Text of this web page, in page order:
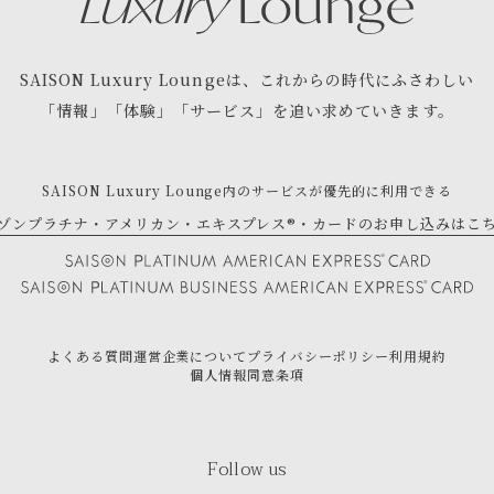
SAISON Luxury Loungeは、
これからの時代にふさわしい
「情報」「体験」「サービス」を追い求めていきます。
SAISON Luxury Lounge内のサービスが優先的に利用できる
ンプラチナ・アメリカン・エキスプレス®・ カードのお申し込みはこ
よくある質問運営企業についてプライバシーポリシー利用規約
個人情報同意条項
Follow us